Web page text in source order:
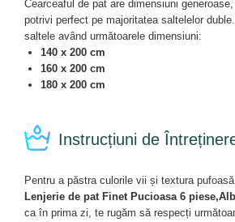
Cearceaful de pat are dimensiuni
potrivi perfect pe majoritatea saltelelor
saltele având următoarele dimensiuni:
140 x 200 cm
160 x 200 cm
180 x 200 cm
Instrucțiuni de
Pentru a păstra culorile vii și textura
Lenjerie de pat Finet Pucioasa 6
ca în prima zi, te rugăm să respecți